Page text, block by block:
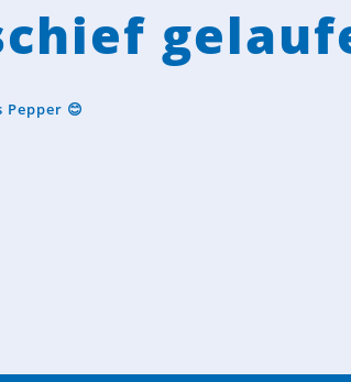
😊